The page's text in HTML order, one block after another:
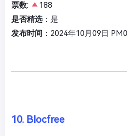
票数:
188
是否精选：是
发布时间 ：2024年10月09日
10. Blocfree